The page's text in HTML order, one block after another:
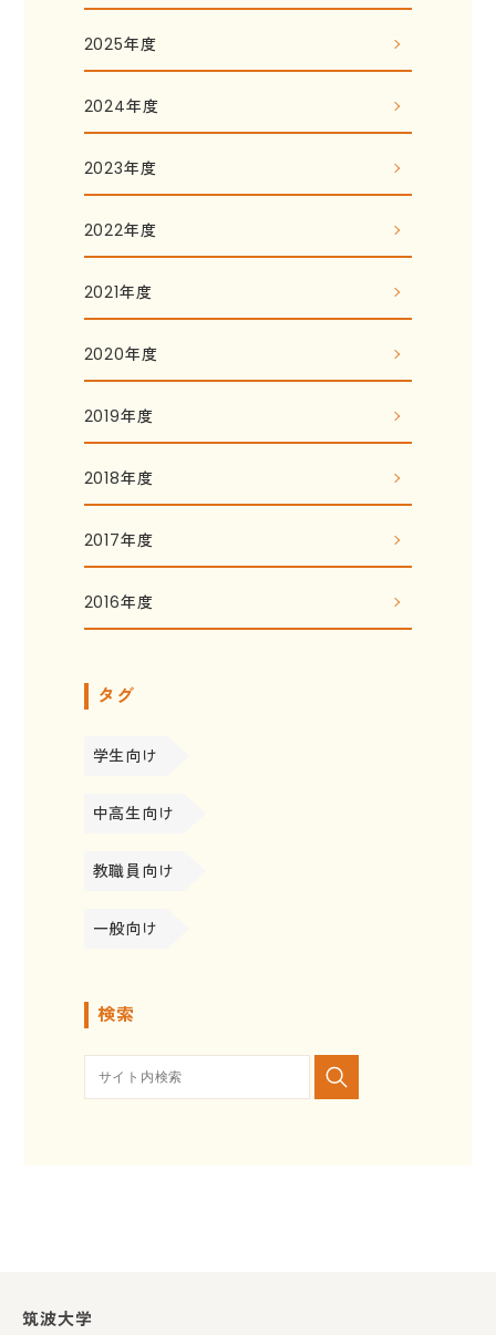
2025年度
2024年度
2023年度
2022年度
2021年度
2020年度
2019年度
2018年度
2017年度
2016年度
タグ
学生向け
中高生向け
教職員向け
一般向け
検索
筑波大学